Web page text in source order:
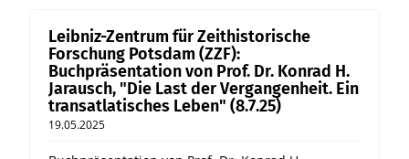
Leibniz-Zentrum für Zeithistorische
Forschung Potsdam (ZZF):
Buchpräsentation von Prof. Dr. Konrad H.
Jarausch, "Die Last der Vergangenheit. Ein
transatlatisches Leben" (8.7.25)
19.05.2025